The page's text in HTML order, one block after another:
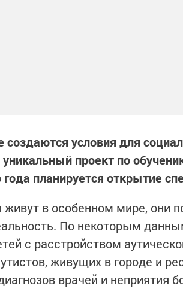
создаются условия для
уникальный проект по
планируется открытие
в особенном мире, они
По некоторым
с расстройством
живущих в городе и
врачей и неприятия